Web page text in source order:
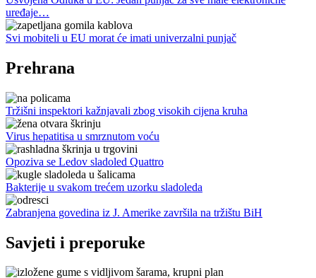
uređaje…
Svi mobiteli u EU morat će imati univerzalni punjač
Prehrana
Tržišni inspektori kažnjavali zbog visokih cijena kruha
Virus hepatitisa u smrznutom voću
Opoziva se Ledov sladoled Quattro
Bakterije u svakom trećem uzorku sladoleda
Zabranjena govedina iz J. Amerike završila na tržištu BiH
Savjeti i preporuke